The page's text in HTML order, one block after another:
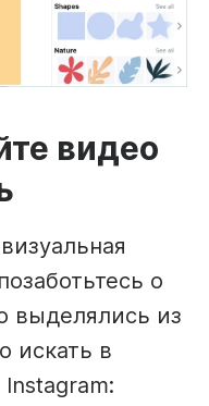
видео
о
выделялись из
искать в